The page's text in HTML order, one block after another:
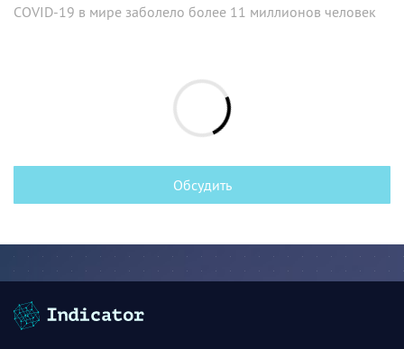
COVID-19 в мире заболело более 11 миллионов человек
Обсудить